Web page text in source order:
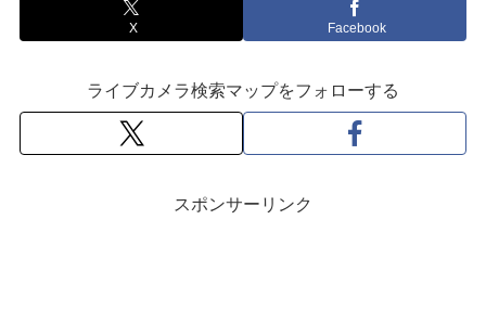
X Facebook
ライブカメラ検索マップをフォローする
スポンサーリンク